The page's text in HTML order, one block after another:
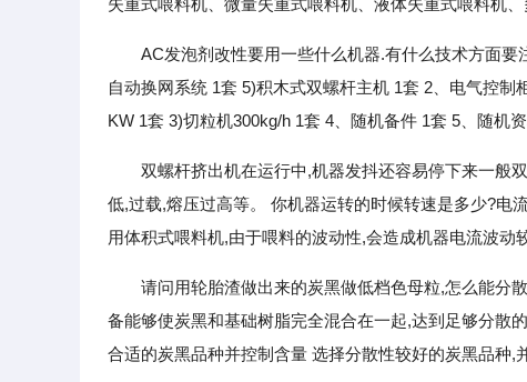
失重式喂料机、微量失重式喂料机、液体失重式喂料机、
AC发泡剂改性要用一些什么机器.有什么技术方面
自动换网系统 1套 5)积木式双螺杆主机 1套 2、电气控
KW 1套 3)切粒机300kg/h 1套 4、随机备件 1套 5、随机
双螺杆挤出机在运行中,机器发抖还容易停下来一般
低,过载,熔压过高等。 你机器运转的时候转速是多少?电
用体积式喂料机,由于喂料的波动性,会造成机器电流波动
请问用轮胎渣做出来的炭黑做低档色母粒,怎么能分
备能够使炭黑和基础树脂完全混合在一起,达到足够分散
合适的炭黑品种并控制含量 选择分散性较好的炭黑品种,